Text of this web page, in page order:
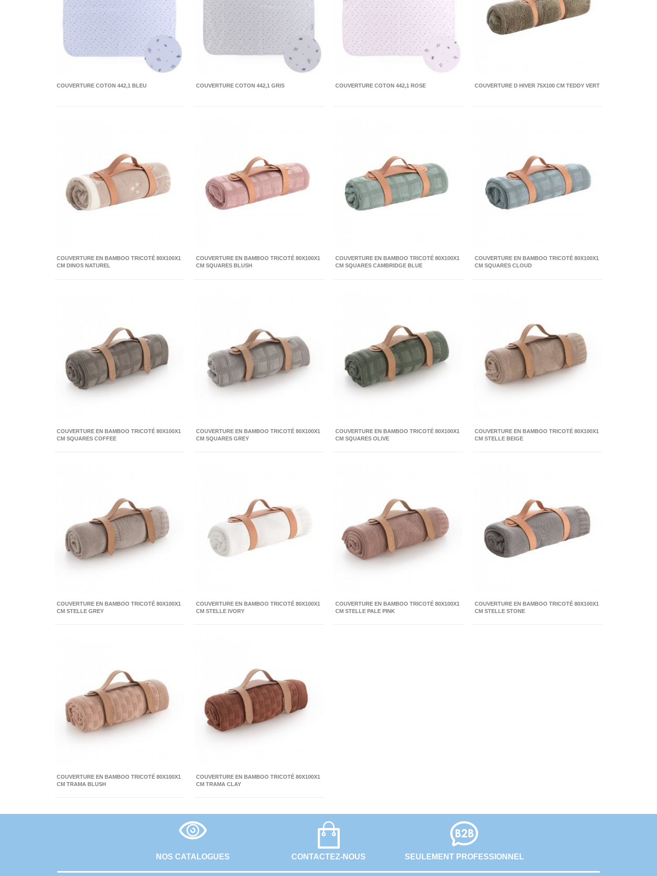
COUVERTURE COTON 442,1 BLEU COUVERTURE COTON 442,1 GRIS COUVERTURE COTON 442,1 ROSE COUVERTURE D HIVER 75X100 CM TEDDY VERT
COUVERTURE EN BAMBOO TRICOTÉ 80X100X1
CM DINOS NATUREL
COUVERTURE EN BAMBOO TRICOTÉ 80X100X1
CM SQUARES BLUSH
COUVERTURE EN BAMBOO TRICOTÉ 80X100X1
CM SQUARES CAMBRIDGE BLUE
COUVERTURE EN BAMBOO TRICOTÉ 80X100X1
CM SQUARES CLOUD
COUVERTURE EN BAMBOO TRICOTÉ 80X100X1
CM SQUARES COFFEE
COUVERTURE EN BAMBOO TRICOTÉ 80X100X1
CM SQUARES GREY
COUVERTURE EN BAMBOO TRICOTÉ 80X100X1
CM SQUARES OLIVE
COUVERTURE EN BAMBOO TRICOTÉ 80X100X1
CM STELLE BEIGE
COUVERTURE EN BAMBOO TRICOTÉ 80X100X1
CM STELLE GREY
COUVERTURE EN BAMBOO TRICOTÉ 80X100X1
CM STELLE IVORY
COUVERTURE EN BAMBOO TRICOTÉ 80X100X1
CM STELLE PALE PINK
COUVERTURE EN BAMBOO TRICOTÉ 80X100X1
CM STELLE STONE
COUVERTURE EN BAMBOO TRICOTÉ 80X100X1
CM TRAMA BLUSH
COUVERTURE EN BAMBOO TRICOTÉ 80X100X1
CM TRAMA CLAY
NOS CATALOGUES CONTACTEZ-NOUS SEULEMENT PROFESSIONNEL